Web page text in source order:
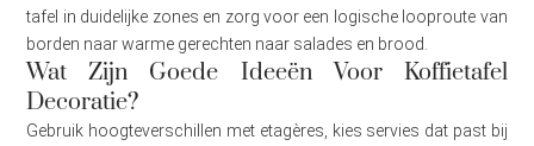
tafel in duidelijke zones en zorg voor een logische looproute van
borden naar warme gerechten naar salades en brood.
Wat Zijn Goede Ideeën Voor Koffietafel
Decoratie?
Gebruik hoogteverschillen met etagères, kies servies dat past bij